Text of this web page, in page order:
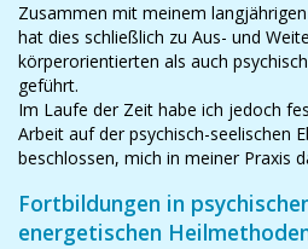
Zusammen mit meinem
hat dies schließlich zu Aus- und
körperorientierten als auch
geführt.
Im Laufe der Zeit habe ich jedoch
Arbeit auf der psychisch-seelischen
beschlossen, mich in meiner Praxis
Fortbildungen in
energetischen